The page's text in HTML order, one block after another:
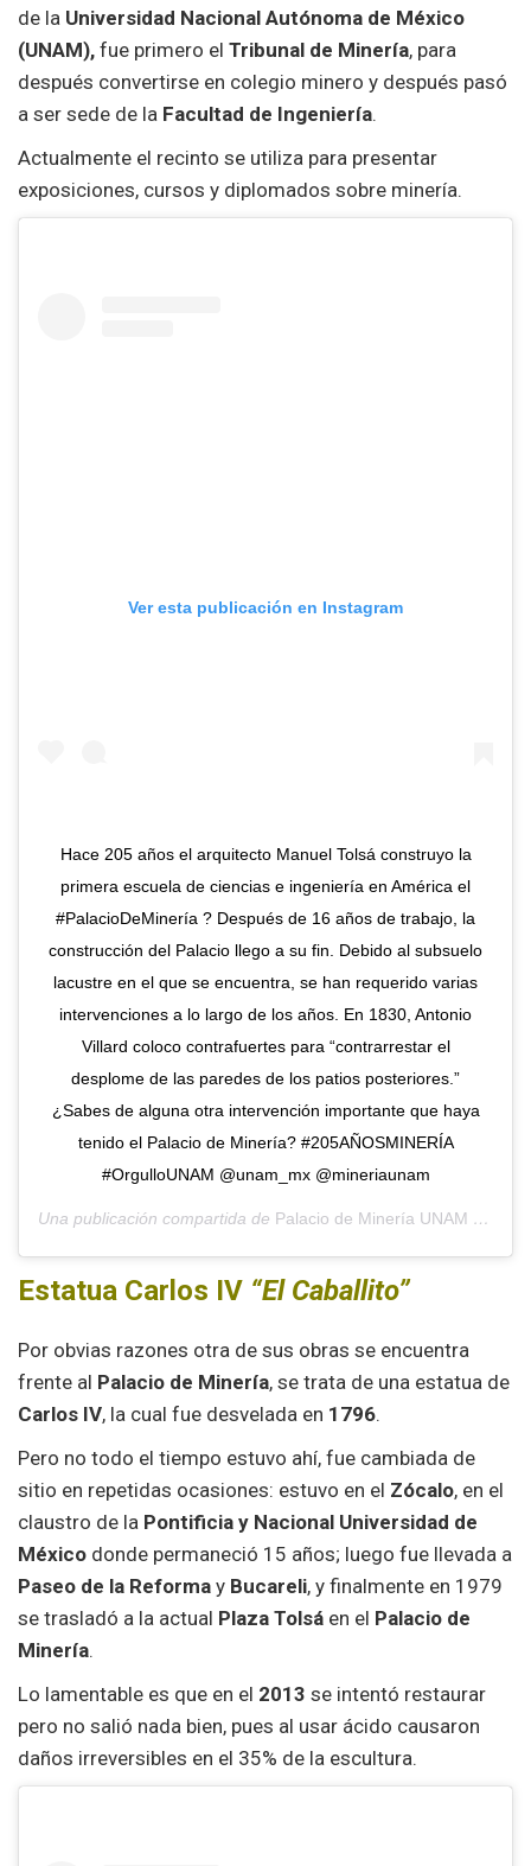
de la Universidad Nacional Autónoma de México
(UNAM), fue primero el Tribunal de Minería, para
después convertirse en colegio minero y después pasó
a ser sede de la Facultad de Ingeniería.
Actualmente el recinto se utiliza para presentar
exposiciones, cursos y diplomados sobre minería.
Ver esta publicación en Instagram
Hace 205 años el arquitecto Manuel Tolsá construyo la
primera escuela de ciencias e ingeniería en América el
#PalacioDeMinería ?️ Después de 16 años de trabajo, la
construcción del Palacio llego a su fin. Debido al subsuelo
lacustre en el que se encuentra, se han requerido varias
intervenciones a lo largo de los años. En 1830, Antonio
Villard coloco contrafuertes para “contrarrestar el
desplome de las paredes de los patios posteriores.”
¿Sabes de alguna otra intervención importante que haya
tenido el Palacio de Minería? #205AÑOSMINERÍA
#OrgulloUNAM @unam_mx @mineriaunam
Una publicación compartida de Palacio de Minería UNAM
Estatua Carlos IV “El Caballito”
Por obvias razones otra de sus obras se encuentra
frente al Palacio de Minería, se trata de una estatua de
Carlos IV, la cual fue desvelada en 1796.
Pero no todo el tiempo estuvo ahí, fue cambiada de
sitio en repetidas ocasiones: estuvo en el Zócalo, en el
claustro de la Pontificia y Nacional Universidad de
México donde permaneció 15 años; luego fue llevada a
Paseo de la Reforma y Bucareli, y finalmente en 1979
se trasladó a la actual Plaza Tolsá en el Palacio de
Minería.
Lo lamentable es que en el 2013 se intentó restaurar
pero no salió nada bien, pues al usar ácido causaron
daños irreversibles en el 35% de la escultura.